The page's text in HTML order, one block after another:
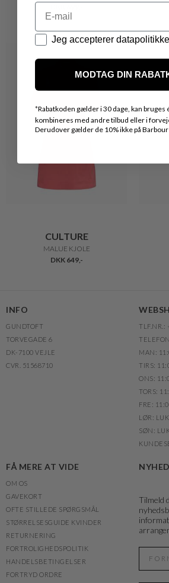
CULTURE
MALUE KJOLE
DKK 649,-
INFO
GUNDTOFT
TORVEGADE 6
DK-7100 VEJLE
CVR. 51568710
TLF.NR.:
MAN:
TIRS:
ONS:
TORS:
FRE:
LØR:
SØN:
FÅ MERE AT VIDE
OM OS
GAVEKORT
OFTE STILLEDE SPØRGSMÅL
STØRRELSESGUIDE KVINDER
RETURNERING
FORTROLIGHEDSPOLITIK
HANDELSBETINGELSER
FORTRYD ORDRE
Tilmeld
Email
Datapolitik
Jeg accepterer
MODTAG DIN
*Rabatkoden gælder i 30 dage, kan bruges
kombineres med andre tilbud eller i
Derudover gælder de 10% ikke på